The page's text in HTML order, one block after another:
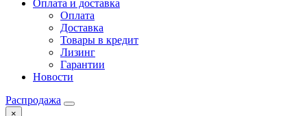
Оплата и доставка
Оплата
Доставка
Товары в кредит
Лизинг
Гарантии
Новости
Распродажа
×